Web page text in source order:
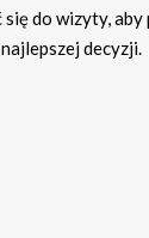
do wizyty, aby
decyzji.